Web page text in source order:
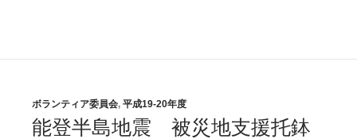
会
ボランティア委員会,平成19-20年度
能登半島地震 被災地支援托鉢